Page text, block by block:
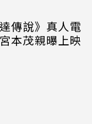
傳說》真人電
本茂親曝上映